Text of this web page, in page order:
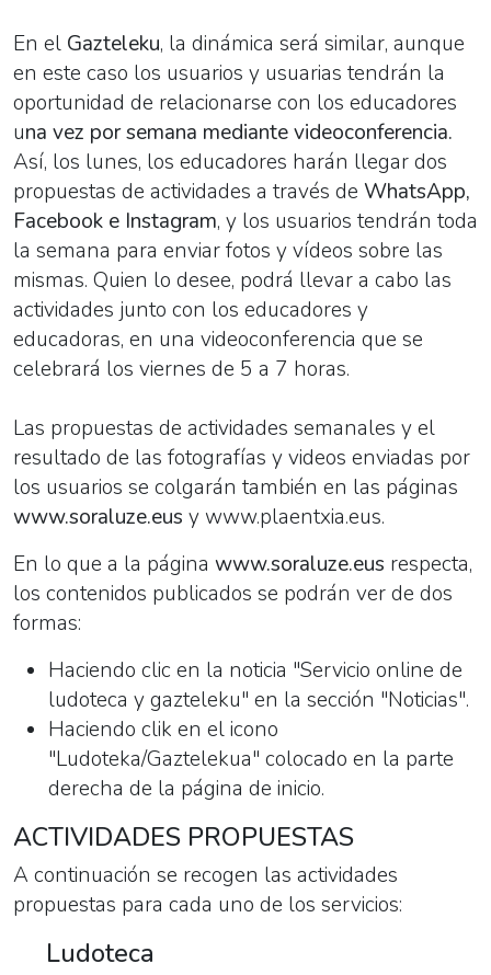
En el Gazteleku, la dinámica será similar, aunque
en este caso los usuarios y usuarias tendrán la
oportunidad de relacionarse con los educadores
una vez por semana mediante videoconferencia.
Así, los lunes, los educadores harán llegar dos
propuestas de actividades a través de WhatsApp,
Facebook e Instagram, y los usuarios tendrán toda
la semana para enviar fotos y vídeos sobre las
mismas. Quien lo desee, podrá llevar a cabo las
actividades junto con los educadores y
educadoras, en una videoconferencia que se
celebrará los viernes de 5 a 7 horas.
Las propuestas de actividades semanales y el
resultado de las fotografías y videos enviadas por
los usuarios se colgarán también en las páginas
www.soraluze.eus y www.plaentxia.eus.
En lo que a la página www.soraluze.eus respecta,
los contenidos publicados se podrán ver de dos
formas:
Haciendo clic en la noticia "Servicio online de
ludoteca y gazteleku" en la sección "Noticias".
Haciendo clik en el icono
"Ludoteka/Gaztelekua" colocado en la parte
derecha de la página de inicio.
ACTIVIDADES PROPUESTAS
A continuación se recogen las actividades
propuestas para cada uno de los servicios:
Ludoteca